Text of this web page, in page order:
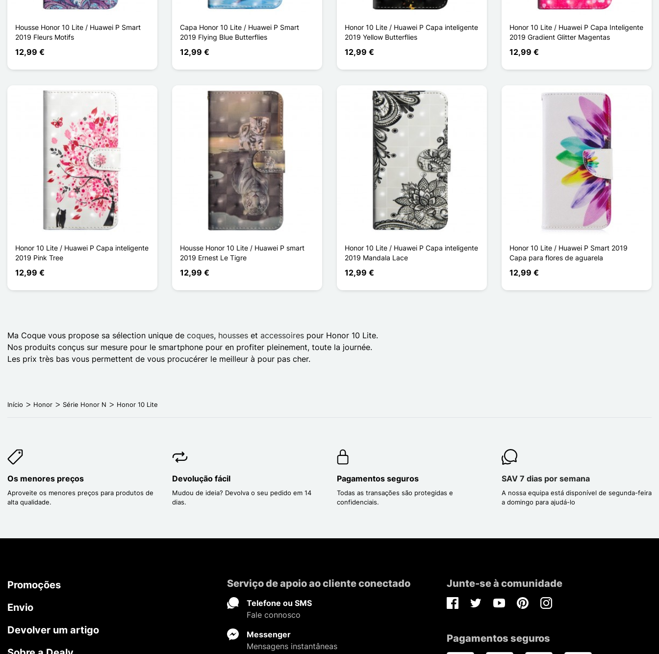
Housse Honor 10 Lite / Huawei P Smart
2019 Fleurs Motifs
12,99 €
Capa Honor 10 Lite / Huawei P Smart
2019 Flying Blue Butterflies
12,99 €
Honor 10 Lite / Huawei P Capa inteligente
2019 Yellow Butterflies
12,99 €
Honor 10 Lite / Huawei P Capa Inteligente
2019 Gradient Glitter Magentas
12,99 €
Honor 10 Lite / Huawei P Capa inteligente
2019 Pink Tree
12,99 €
Housse Honor 10 Lite / Huawei P smart
2019 Ernest Le Tigre
12,99 €
Honor 10 Lite / Huawei P Capa inteligente
2019 Mandala Lace
12,99 €
Honor 10 Lite / Huawei P Smart 2019
Capa para flores de aguarela
12,99 €
Ma Coque vous propose sa sélection unique de coques, housses et accessoires pour Honor 10 Lite.
Nos produits conçus sur mesure pour le smartphone pour en profiter pleinement, toute la journée.
Les prix très bas vous permettent de vous procucérer le meilleur à pour pas cher.
Início Honor Série Honor N Honor 10 Lite
Os menores preços
Aproveite os menores preços para produtos de
alta qualidade.
Devolução fácil
Mudou de ideia? Devolva o seu pedido em 14
dias.
Pagamentos seguros
Todas as transações são protegidas e
confidenciais.
SAV 7 dias por semana
A nossa equipa está disponível de segunda-feira
a domingo para ajudá-lo
Promoções
Envio
Devolver um artigo
Serviço de apoio ao cliente conectado
Telefone ou SMS
Fale connosco
Messenger
Mensagens instantâneas
Junte-se à comunidade
FacebookTwitterYoutubePinterestInstagram
Pagamentos seguros